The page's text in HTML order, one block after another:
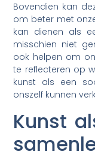
Bovendien kan
om beter met
kan dienen als
misschien niet
ook helpen om
te reflecteren op
kunst als een
onszelf kunnen
Kunst